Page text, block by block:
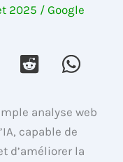
2025 /Google
analyse web
capable de
d’améliorer la